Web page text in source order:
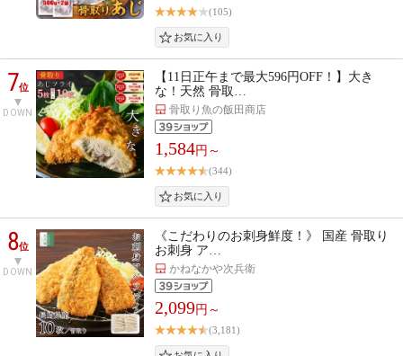
(105)
7位
DOWN
【11日正午まで最大596円OFF！】大き
な！天然 骨取…
骨取り魚の飯田商店
1,584円～
(344)
8位
DOWN
《こだわりのお刺身鮮度！》 国産 骨取り
お刺身 ア…
かねなかや次兵衛
2,099円～
(3,181)